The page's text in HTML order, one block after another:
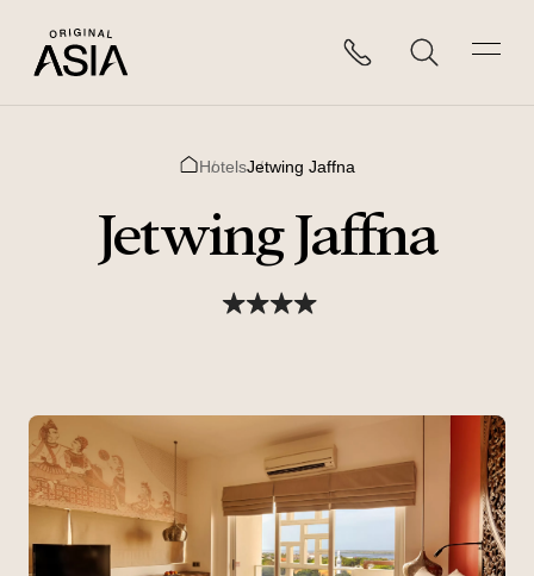
HotelsJetwing Jaffna
Jetwing Jaffna